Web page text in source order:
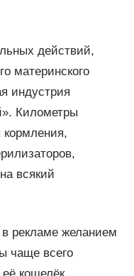
действий,
материнского
индустрия
Километры
кормления,
всякий
рекламе желанием
чаще всего